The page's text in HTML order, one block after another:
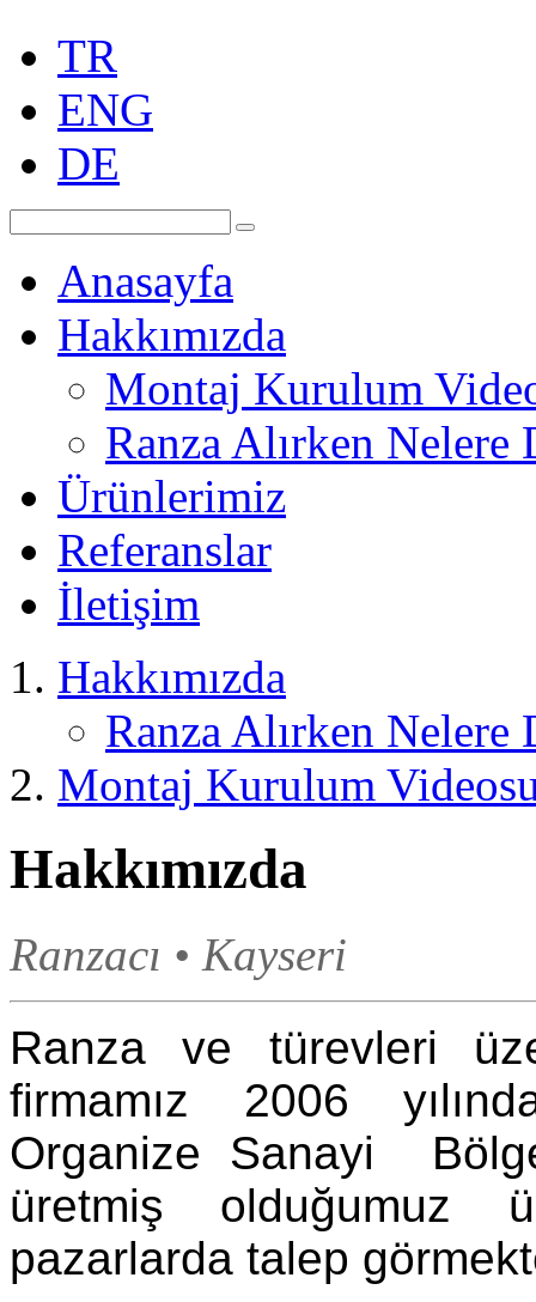
TR
ENG
DE
Anasayfa
Hakkımızda
Montaj Kurulum
Ranza Alırken
Ürünlerimiz
Referanslar
İletişim
Hakkımızda
Ranza Alırken
Montaj Kurulum
Hakkımızda
Ranzacı • Kayseri
Ranza ve türevleri
firmamız 2006
Organize Sanayi
üretmiş olduğumuz
pazarlarda talep